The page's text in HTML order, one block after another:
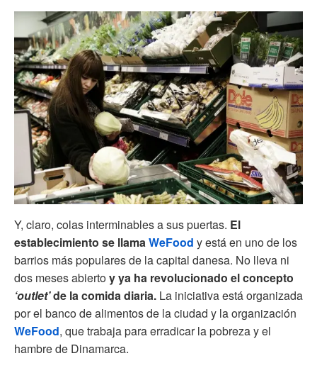
Y, claro, colas interminables a sus puertas. El
establecimiento se llamaWeFood y está en uno de los
barrios más populares de la capital danesa. No lleva ni
dos meses abiertoy ya ha revolucionado el concepto
‘outlet’de la comida diaria. La iniciativa está organizada
por el banco de alimentos de la ciudad y la organización
WeFood, que trabaja para erradicar la pobreza y el
hambre de Dinamarca.